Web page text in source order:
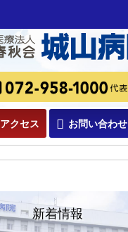
アクセス お問い合わせ
新着情報